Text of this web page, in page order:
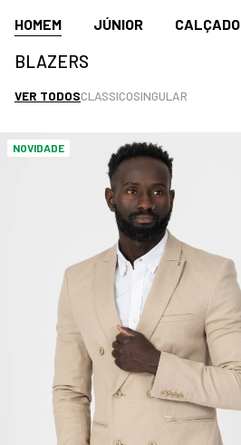
HOMEM JÚNIOR CALÇADO
BLAZERS
VER TODOSCLASSICOSINGULAR
NOVIDADE